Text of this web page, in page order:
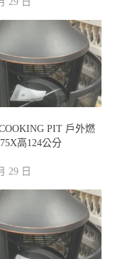
PIT 戶外燃
高124公分
29 日